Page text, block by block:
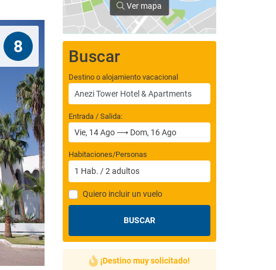
8
Ver mapa
Buscar
Destino o alojamiento vacacional
Entrada / Salida:
Habitaciones/Personas
1 Hab. /2 adultos
Quiero incluir un vuelo
BUSCAR
¡Destino muy solicitado!